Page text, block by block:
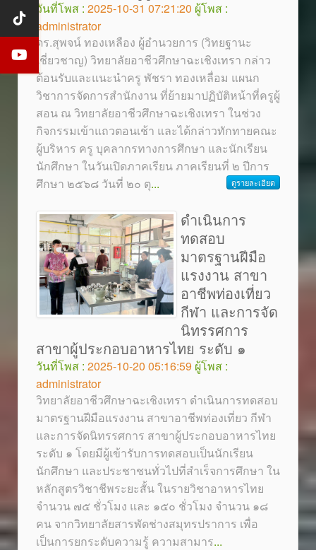
วันที่โพส : 2025-10-31 07:21:20 ผู้โพส :
administrator
ดร.สุพจน์ ทองเหลือง ผู้อำนวยการ (วิทยฐานะ
เชี่ยวชาญ) วิทยาลัยอาชีวศึกษาฉะเชิงเทรา กล่าว
ต้อนรับและแนะนำครู พัชรา ทองเหลื่อม แผนก
วิชาการจัดการสำนักงาน ที่ย้ายมาปฏิบัติหน้าที่ครูผู้
สอน ณ วิทยาลัยอาชีวศึกษาฉะเชิงเทรา ในช่วง
กิจกรรมเข้าแถวตอนเช้า และได้กล่าวทักทายคณะ
ผู้บริหาร ครู บุคลากรทางการศึกษา และนักเรียน
นักศึกษา ในวันเปิดภาคเรียน ภาคเรียนที่ ๒ ปีการ
ศึกษา ๒๕๖๘ วันที่ ๒๐ ตุ... ดูรายละเอียด
ดำเนินการ
ทดสอบ
มาตรฐานฝีมือ
แรงงาน สาขา
อาชีพท่องเที่ยว
กีฬา และการจัด
นิทรรศการ
สาขาผู้ประกอบอาหารไทย ระดับ ๑
วันที่โพส : 2025-10-20 05:16:59 ผู้โพส :
administrator
วิทยาลัยอาชีวศึกษาฉะเชิงเทรา ดำเนินการทดสอบ
มาตรฐานฝีมือแรงงาน สาขาอาชีพท่องเที่ยว กีฬา
และการจัดนิทรรศการ สาขาผู้ประกอบอาหารไทย
ระดับ ๑ โดยมีผู้เข้ารับการทดสอบเป็นนักเรียน
นักศึกษา และประชาชนทั่วไปที่สำเร็จการศึกษา ใน
หลักสูตรวิชาชีพระยะสั้น ในรายวิชาอาหารไทย
จำนวน ๗๕ ชั่วโมง และ ๑๕๐ ชั่วโมง จำนวน ๑๘
คน จากวิทยาลัยสารพัดช่างสมุทรปราการ เพื่อ
เป็นการยกระดับความรู้ ความสามาร...